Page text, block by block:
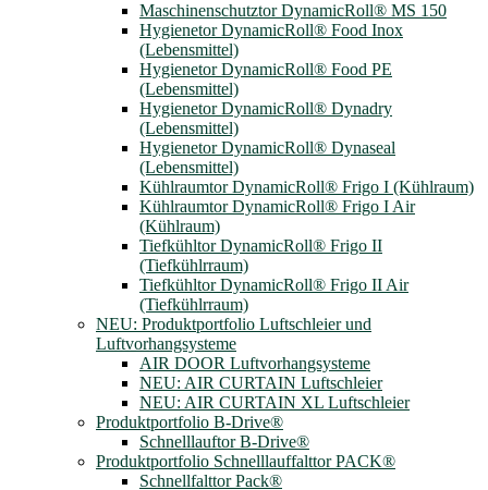
Maschinenschutztor DynamicRoll® MS 150
Hygienetor DynamicRoll® Food Inox
(Lebensmittel)
Hygienetor DynamicRoll® Food PE
(Lebensmittel)
Hygienetor DynamicRoll® Dynadry
(Lebensmittel)
Hygienetor DynamicRoll® Dynaseal
(Lebensmittel)
Kühlraumtor DynamicRoll® Frigo I (Kühlraum)
Kühlraumtor DynamicRoll® Frigo I Air
(Kühlraum)
Tiefkühltor DynamicRoll® Frigo II
(Tiefkühlrraum)
Tiefkühltor DynamicRoll® Frigo II Air
(Tiefkühlrraum)
NEU: Produktportfolio Luftschleier und
Luftvorhangsysteme
AIR DOOR Luftvorhangsysteme
NEU: AIR CURTAIN Luftschleier
NEU: AIR CURTAIN XL Luftschleier
Produktportfolio B-Drive®
Schnelllauftor B-Drive®
Produktportfolio Schnelllauffalttor PACK®
Schnellfalttor Pack®